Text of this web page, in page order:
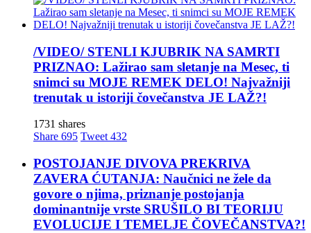
/VIDEO/ STENLI KJUBRIK NA SAMRTI
PRIZNAO: Lažirao sam sletanje na Mesec, ti
snimci su MOJE REMEK DELO! Najvažniji
trenutak u istoriji čovečanstva JE LAŽ?!
1731 shares
Share 695 Tweet 432
POSTOJANJE DIVOVA PREKRIVA
ZAVERA ĆUTANJA: Naučnici ne žele da
govore o njima, priznanje postojanja
dominantnije vrste SRUŠILO BI TEORIJU
EVOLUCIJE I TEMELJE ČOVEČANSTVA?!